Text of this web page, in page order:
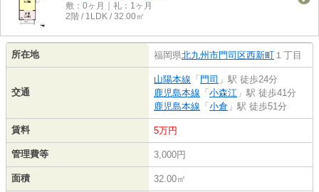
敷：0ヶ月｜礼：1ヶ月
2階 / 1LDK / 32.00㎡
所在地 福岡県北九州市門司区西新町 １丁目
交通
山陽本線 「 門司 」駅 徒歩24分
鹿児島本線 「 小森江 」駅 徒歩41分
鹿児島本線 「 小倉 」駅 徒歩51分
賃料 5万円
管理費等 3,000円
面積 32.00㎡